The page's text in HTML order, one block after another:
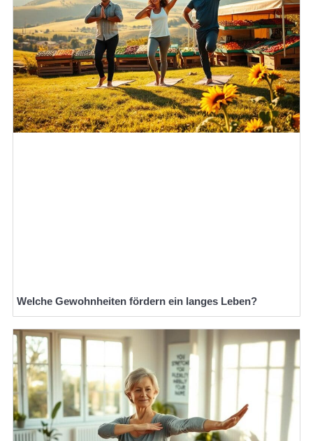
Welche Gewohnheiten fördern ein langes Leben?